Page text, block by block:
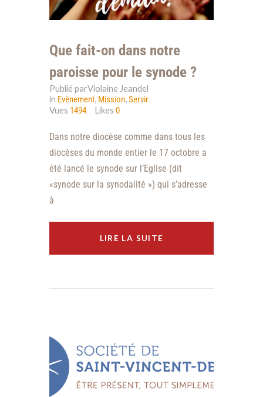
Que fait-on dans notre
paroisse pour le synode ?
Publié parViolaine Jeandel
in Evènement, Mission,Servir
Vues 1494 Likes0
Dans notre diocèse comme dans tous les
diocèses du monde entier le 17 octobre a
été lancé le synode sur l’Eglise (dit
«synode sur la synodalité ») qui s’adresse
à
LIRE LA SUITE